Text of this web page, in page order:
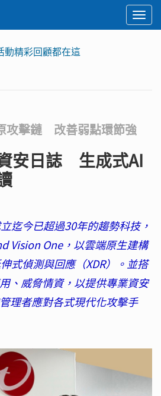
動精彩回顧都在這
攻擊鏈 改善弱點環節強
安日誌 生成式AI
迄今已超過30年的趨勢科技，
Vision One，以雲端原生建構
式偵測與回應（XDR）。並搭
、威脅情資，以提供專業資安
理者應對各式現代化攻擊手